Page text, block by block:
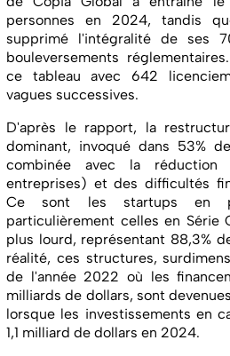
personnes en 2024, tandis
supprimé l'intégralité de ses
bouleversements
ce tableau avec 642
vagues successives.
D'après le rapport, la
dominant, invoqué dans 53%
combinée avec la
entreprises) et des difficultés
Ce sont les startups en
particulièrement celles en
plus lourd, représentant 88,3%
réalité, ces structures,
de l'année 2022 où les
milliards de dollars, sont
lorsque les investissements en
1,1 milliard de dollars en 2024.